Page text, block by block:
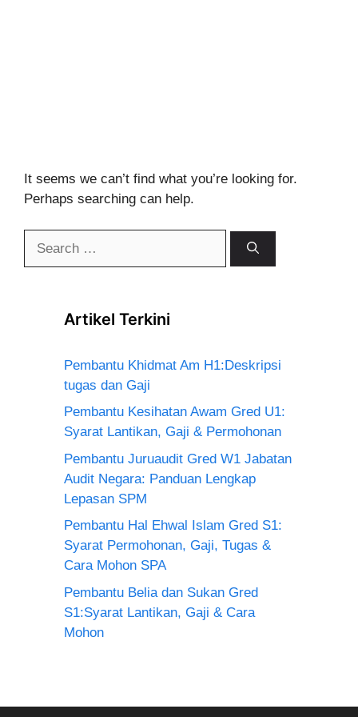
It seems we can’t find what you’re looking for.
Perhaps searching can help.
Artikel Terkini
Pembantu Khidmat Am H1:Deskripsi
tugas dan Gaji
Pembantu Kesihatan Awam Gred U1:
Syarat Lantikan, Gaji & Permohonan
Pembantu Juruaudit Gred W1 Jabatan
Audit Negara: Panduan Lengkap
Lepasan SPM
Pembantu Hal Ehwal Islam Gred S1:
Syarat Permohonan, Gaji, Tugas &
Cara Mohon SPA
Pembantu Belia dan Sukan Gred
S1:Syarat Lantikan, Gaji & Cara
Mohon